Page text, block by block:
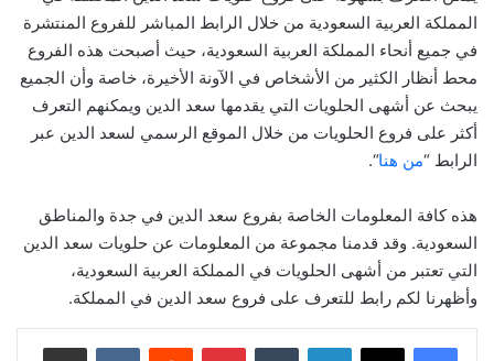
المملكة العربية السعودية من خلال الرابط المباشر للفروع المنتشرة
في جميع أنحاء المملكة العربية السعودية، حيث أصبحت هذه الفروع
محط أنظار الكثير من الأشخاص في الآونة الأخيرة، خاصة وأن الجميع
يبحث عن أشهى الحلويات التي يقدمها سعد الدين ويمكنهم التعرف
أكثر على فروع الحلويات من خلال الموقع الرسمي لسعد الدين عبر
الرابط “من هنا“.
هذه كافة المعلومات الخاصة بفروع سعد الدين في جدة والمناطق
السعودية. وقد قدمنا ​​مجموعة من المعلومات عن حلويات سعد الدين
التي تعتبر من أشهى الحلويات في المملكة العربية السعودية،
وأظهرنا لكم رابط للتعرف على فروع سعد الدين في المملكة.
لينكدإن بينتيريست مشاركة عبر البريد